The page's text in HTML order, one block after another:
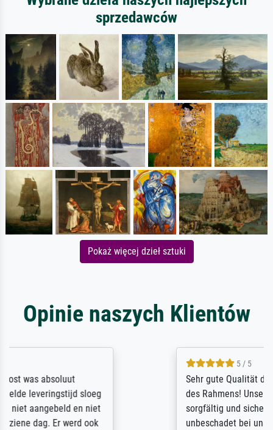
sprzedawców
Pokaż więcej dzieł sztuki
Opinie naszych Klientów
Sehr gute Qualität des Leinwanddrucks und
des Rahmens! Unser Bild wurde sehr
sorgfältig und sicher verpackt, so dass es
unbeschadet bei uns ankam. Es wird nicht